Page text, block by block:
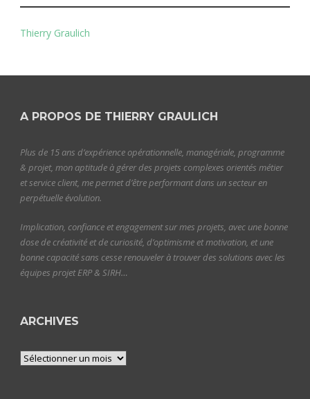
Thierry Graulich
A PROPOS DE THIERRY GRAULICH
Plus de 15 ans d’expérience opérationnelle, managériale, programme
& projet, mon aptitude à gérer des projets complexes orientés métier
et service client, me permet d’être performant dans un secteur en
perpétuelle évolution.
Implication, confiance et engagement sur mes projets, avec une bonne
dose de créativité et de curiosité, d’optimisme et motivation, et une
bonne capacité sans cesse renouveler à trouver des solutions avec les
équipes projet ERP & SIRH…
ARCHIVES
Archives